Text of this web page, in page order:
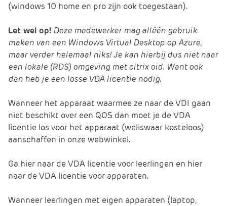
(windows 10 home en pro zijn ook toegestaan).
Let wel op! Deze medewerker mag alléén gebruik
maken van een Windows Virtual Desktop op Azure,
maar verder helemaal niks! Je kan hierbij dus niet naar
een lokale (RDS) omgeving met citrix oid. Want ook
dan heb je een losse VDA licentie nodig.
Wanneer het apparaat waarmee ze naar de VDI gaan
niet beschikt over een QOS dan moet je de VDA
licentie los voor het apparaat (weliswaar kosteloos)
aanschaffen in onze webwinkel.
Ga hier naar de VDA licentie voor leerlingen en hier
naar de VDA licentie voor apparaten.
Wanneer leerlingen met eigen apparaten (laptop,